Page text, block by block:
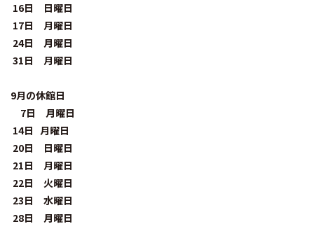
16日 日曜日
17日 月曜日
24日 月曜日
31日 月曜日
9月の休館日
7日 月曜日
14日 月曜日
20日 日曜日
21日 月曜日
22日 火曜日
23日 水曜日
28日 月曜日